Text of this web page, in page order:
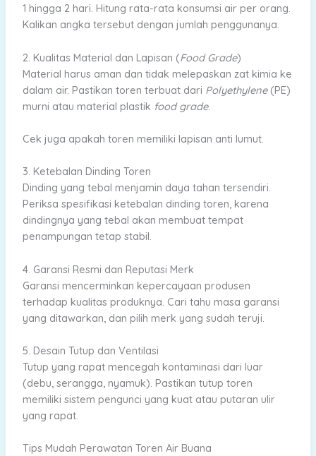
1 hingga 2 hari. Hitung rata-rata konsumsi air per orang.
Kalikan angka tersebut dengan jumlah penggunanya.
2. Kualitas Material dan Lapisan (Food Grade)
Material harus aman dan tidak melepaskan zat kimia ke
dalam air. Pastikan toren terbuat dari Polyethylene(PE)
murni atau material plastik food grade.
Cek juga apakah toren memiliki lapisan anti lumut.
3. Ketebalan Dinding Toren
Dinding yang tebal menjamin daya tahan tersendiri.
Periksa spesifikasi ketebalan dinding toren, karena
dindingnya yang tebal akan membuat tempat
penampungan tetap stabil.
4. Garansi Resmi dan Reputasi Merk
Garansi mencerminkan kepercayaan produsen
terhadap kualitas produknya. Cari tahu masa garansi
yang ditawarkan, dan pilih merk yang sudah teruji.
5. Desain Tutup dan Ventilasi
Tutup yang rapat mencegah kontaminasi dari luar
(debu, serangga, nyamuk). Pastikan tutup toren
memiliki sistem pengunci yang kuat atau putaran ulir
yang rapat.
Tips Mudah Perawatan Toren Air Buana